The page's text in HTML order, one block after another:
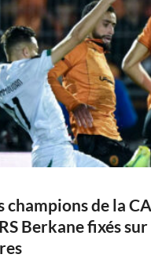
champions de la
Berkane fixés